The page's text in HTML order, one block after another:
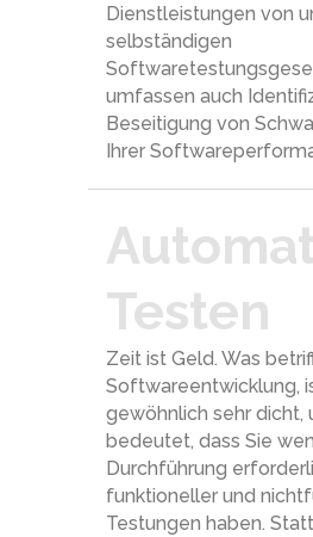
Dienstleistungen von
selbständigen
umfassen auch
Beseitigung von
Ihrer
Testen
Zeit ist Geld. Was
Softwareentwicklung,
gewöhnlich sehr dicht,
bedeutet, dass Sie
Durchführung
funktioneller und
Testungen haben.